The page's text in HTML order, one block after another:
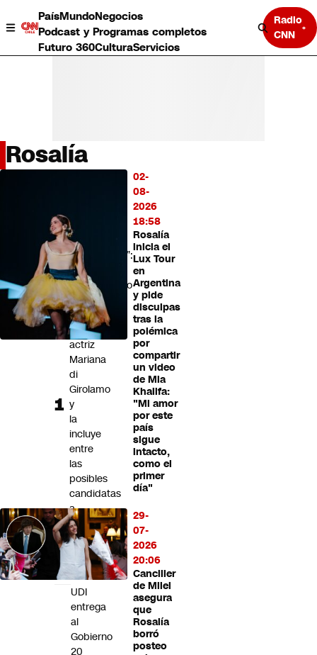
PaísMundoNegocios
Podcast y Programas completos
Futuro 360CulturaServicios
Radio
CNN
País
Deportes
Programas completos
Cultura
Servicios
Bits
CNN Data
CNN tiempo
Futuro 360
Rosalía
02-
08-
2026
18:58
Rosalía
inicia el
Lux Tour
en
Argentina
y pide
disculpas
tras la
polémica
por
compartir
un video
de Mia
Khalifa:
"Mi amor
por este
país
sigue
intacto,
como el
primer
día"
29-
07-
2026
20:06
Canciller
de Milei
asegura
que
Rosalía
borró
posteo
“Genera
expectación”:
Medio
especializado
destaca
a
la
actriz
Mariana
di
Girolamo
y
la
incluye
entre
las
posibles
candidatas
a
los
Premios
Oscar
2027
UDI
entrega
al
Gobierno
20